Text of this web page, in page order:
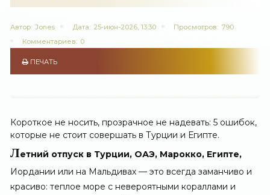
Автор: Jones Дата: 25-июн-2026, 13:30 Просмотров: 790
Комментариев: 0
ПЕЧАТЬ
Короткое не носить, прозрачное не надевать: 5 ошибок,
которые не стоит совершать в Турции и Египте.
Летний отпуск в Турции, ОАЭ, Марокко, Египте,
Иордании или на Мальдивах — это всегда заманчиво и
красиво: теплое море с невероятными кораллами и